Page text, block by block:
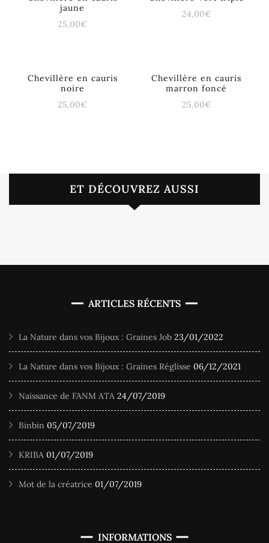
jaune
25,00€
24,00€
Chevillère en cauris
noire
25,00€
Chevillère en cauris
marron foncé
25,00€
ET DÉCOUVREZ AUSSI
ARTICLES RÉCENTS
La Nature dans vos Bijoux : Graines Job 23/01/2022
La Nature dans vos Bijoux : Graines Réglisse 06/12/2021
Naissance de FANM ATA 24/07/2019
Binbin 05/07/2019
KRIBA 01/07/2019
Mot de la créatrice 01/07/2019
INFORMATIONS